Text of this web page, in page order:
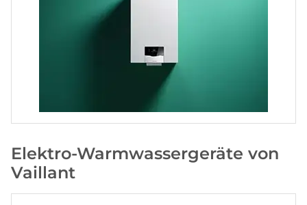
Elektro-Warmwassergeräte von
Vaillant